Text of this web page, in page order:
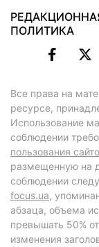
ПОЛИТИКА
Все права на
ресурсе,
Использование
соблюдении
пользования
размещенную на
соблюдении
focus.ua,
абзаца, объема
превышать 50%
изменения